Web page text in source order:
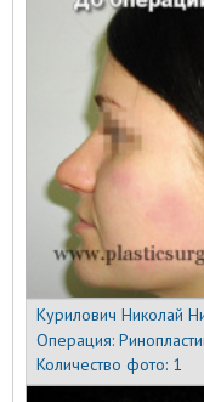
Курилович Николай
Операция:
Количество фото: 1